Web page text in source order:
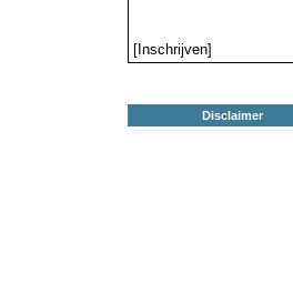
[Inschrijven]
Disclaimer